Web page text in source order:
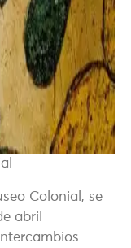
Colonial, se
abril